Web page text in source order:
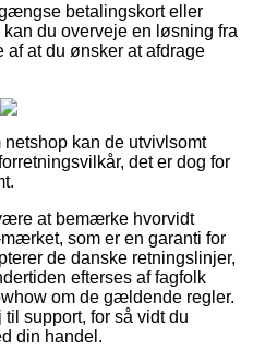
betalingskort eller
du overveje en løsning fra
at du ønsker at afdrage
netshop kan de utvivlsomt
det er dog for
at bemærke hvorvidt
som er en garanti for
de danske retningslinjer,
efterses af fagfolk
om de gældende regler.
support, for så vidt du
din handel.